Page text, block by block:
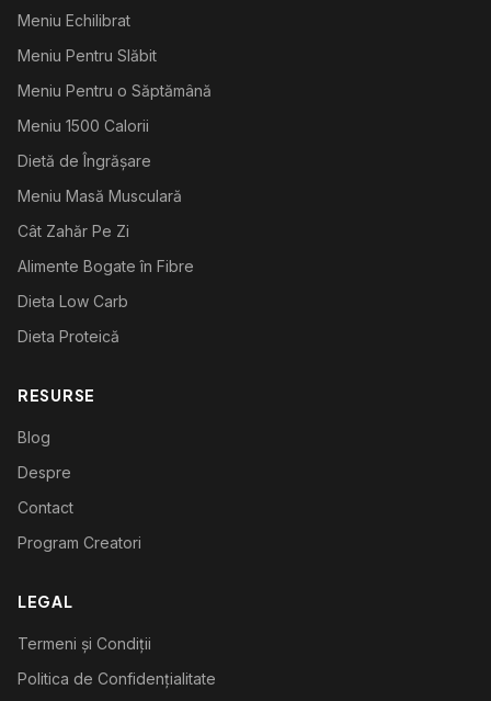
Meniu Echilibrat
Meniu Pentru Slăbit
Meniu Pentru o Săptămână
Meniu 1500 Calorii
Dietă de Îngrășare
Meniu Masă Musculară
Cât Zahăr Pe Zi
Alimente Bogate în Fibre
Dieta Low Carb
Dieta Proteică
RESURSE
Blog
Despre
Contact
Program Creatori
LEGAL
Termeni și Condiții
Politica de Confidențialitate